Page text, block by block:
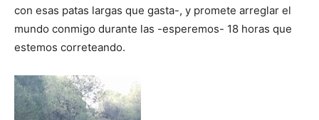
con esas patas largas que gasta-, y promete arreglar el
mundo conmigo durante las -esperemos- 18 horas que
estemos correteando.